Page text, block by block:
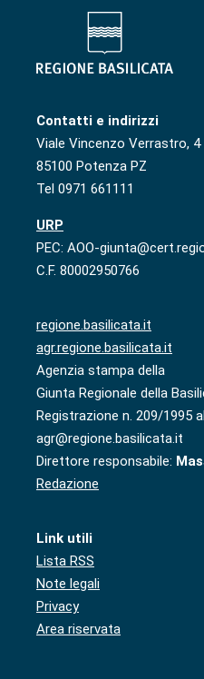
Contatti e indirizzi
Viale Vincenzo Verrastro, 4
85100 Potenza PZ
Tel 0971 661111
URP
PEC: AOO-
C.F. 80002950766
regione.basilicata.it
agr.regione.basilicata.it
Agenzia stampa della
Giunta Regionale della
Registrazione n. 209/1995
agr@regione.basilicata.it
Direttore responsabile:
Redazione
Link utili
Lista RSS
Note legali
Privacy
Area riservata